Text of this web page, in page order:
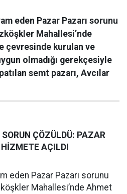
eden Pazar Pazarı sorunu
Mahallesi’nde
çevresinde kurulan ve
olmadığı gerekçesiyle
semt pazarı, Avcılar
ÇÖZÜLDÜ: PAZAR
AÇILDI
eden Pazar Pazarı sorunu
Mahallesi’nde Ahmet